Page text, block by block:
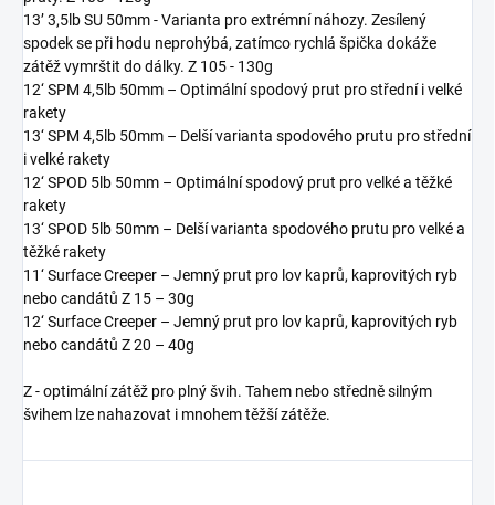
13’ 3,5lb SU 50mm - Varianta pro extrémní náhozy. Zesílený
spodek se při hodu neprohýbá, zatímco rychlá špička dokáže
zátěž vymrštit do dálky. Z 105 - 130g
12‘ SPM 4,5lb 50mm – Optimální spodový prut pro střední i velké
rakety
13‘ SPM 4,5lb 50mm – Delší varianta spodového prutu pro střední
i velké rakety
12‘ SPOD 5lb 50mm – Optimální spodový prut pro velké a těžké
rakety
13‘ SPOD 5lb 50mm – Delší varianta spodového prutu pro velké a
těžké rakety
11‘ Surface Creeper – Jemný prut pro lov kaprů, kaprovitých ryb
nebo candátů Z 15 – 30g
12‘ Surface Creeper – Jemný prut pro lov kaprů, kaprovitých ryb
nebo candátů Z 20 – 40g
Z - optimální zátěž pro plný švih. Tahem nebo středně silným
švihem lze nahazovat i mnohem těžší zátěže.